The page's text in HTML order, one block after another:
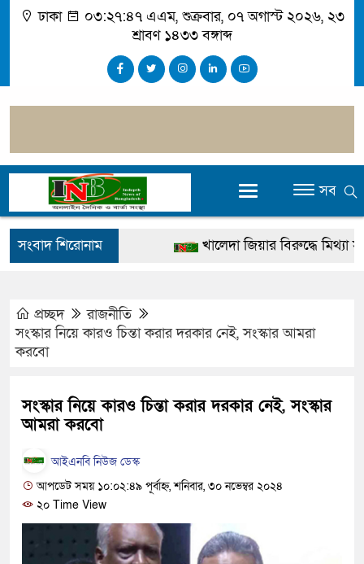
ঢাকা ০৩:২৭:৪৮ এএম, শুক্রবার, ০৭ অগাস্ট ২০২৬, ২৩
শ্রাবণ ১৪৩৩ বঙ্গাব্দ
সব
সংবাদ শিরোনাম
খালেদা জিয়ার বিরুদ্ধে মিথ্যা
১৫ মাস পর দেশে ফিরছেন ইলিয়াস
স্বরাষ্ট্রমন্ত্রী
গাজীপুরে সাতজনকে হত্যার ঘটনায়
হারুনসহ ১০ জন
প্রচ্ছদ
রাজনীতি
সংস্কার নিয়ে কারও চিন্তা করার দরকার নেই, সংস্কার আমরা
করবো
সংস্কার নিয়ে কারও চিন্তা করার দরকার নেই, সংস্কার
আমরা করবো
আইএনবি নিউজ ডেস্ক
আপডেট সময় ১০:০২:৪৯ পূর্বাহ্ন, শনিবার, ৩০ নভেম্বর ২০২৪
২০ Time View